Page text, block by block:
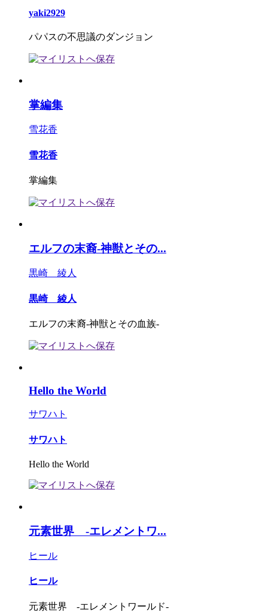
yaki2929
パパスの不思議のダンジョン
掌編集
雪花香
雪花香
掌編集
エルフの末裔-神獣とその...
黒崎 綾人
黒崎 綾人
エルフの末裔-神獣とその血族-
Hello the World
サワハト
サワハト
Hello the World
元素世界 ‐エレメントワ...
ヒール
ヒール
元素世界 ‐エレメントワールド‐